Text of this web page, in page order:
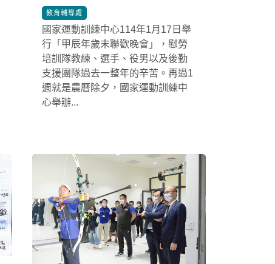
教育輔導處 *
國家運動訓練中心114年1月17日舉
行「甲辰年歲末聯歡晚會」，慰勞
培訓隊教練、選手、役男以及後勤
支援團隊過去一整年的辛苦。再過1
週就是農曆除夕，國家運動訓練中
心舉辦...